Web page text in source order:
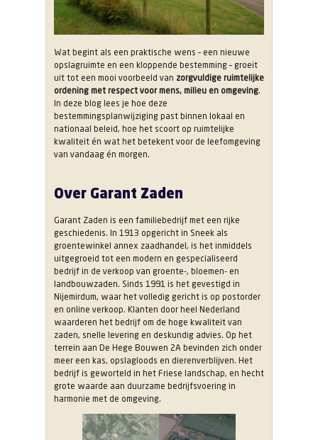
Wat begint als een praktische wens – een nieuwe
opslagruimte en een kloppende bestemming – groeit
uit tot een mooi voorbeeld van zorgvuldige ruimtelijke
ordening met respect voor mens, milieu en omgeving.
In deze blog lees je hoe deze
bestemmingsplanwijziging past binnen lokaal en
nationaal beleid, hoe het scoort op ruimtelijke
kwaliteit én wat het betekent voor de leefomgeving
van vandaag én morgen.
Over Garant Zaden
Garant Zaden is een familiebedrijf met een rijke
geschiedenis. In 1913 opgericht in Sneek als
groentewinkel annex zaadhandel, is het inmiddels
uitgegroeid tot een modern en gespecialiseerd
bedrijf in de verkoop van groente-, bloemen- en
landbouwzaden. Sinds 1991 is het gevestigd in
Nijemirdum, waar het volledig gericht is op postorder
en online verkoop. Klanten door heel Nederland
waarderen het bedrijf om de hoge kwaliteit van
zaden, snelle levering en deskundig advies. Op het
terrein aan De Hege Bouwen 2A bevinden zich onder
meer een kas, opslagloods en dierenverblijven. Het
bedrijf is geworteld in het Friese landschap, en hecht
grote waarde aan duurzame bedrijfsvoering in
harmonie met de omgeving.